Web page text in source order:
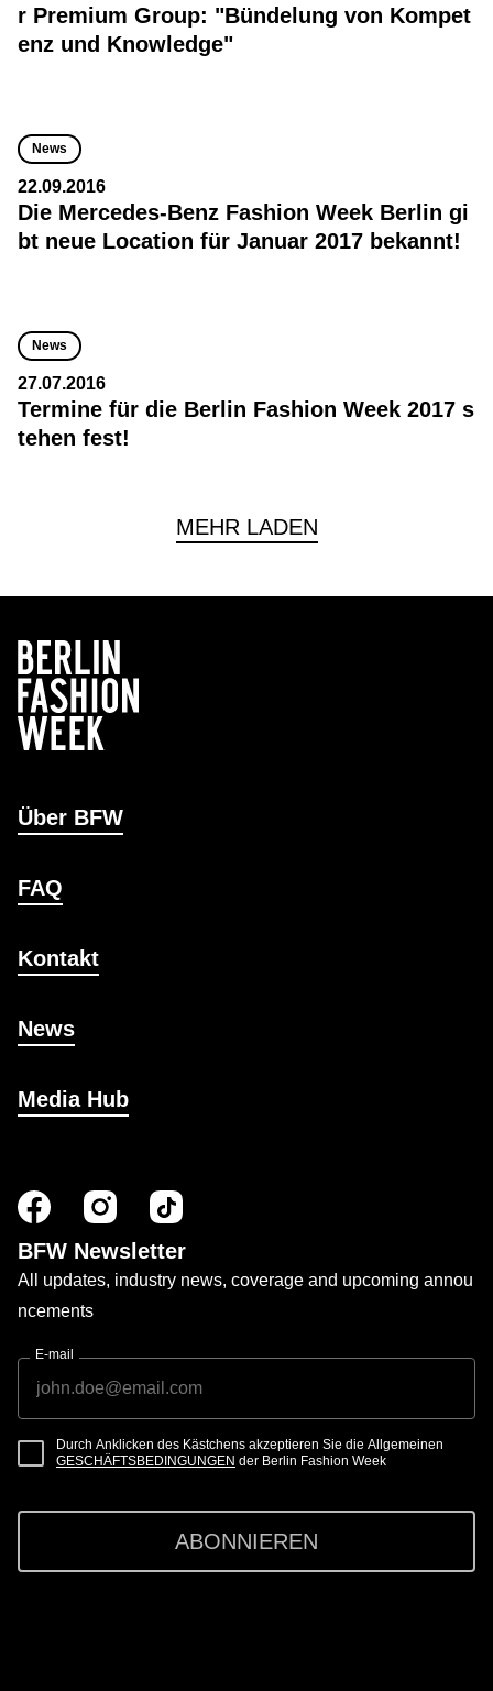
r Premium Group: "Bündelung von Kompet
enz und Knowledge"
News
22.09.2016
Die Mercedes-Benz Fashion Week Berlin gi
bt neue Location für Januar 2017 bekannt!
News
27.07.2016
Termine für die Berlin Fashion Week 2017 s
tehen fest!
MEHR LADEN
Über BFW
FAQ
Kontakt
News
Media Hub
BFW Newsletter
All updates, industry news, coverage and upcoming annou
ncements
E-mail
Durch Anklicken des Kästchens akzeptieren Sie die Allgemeinen
GESCHÄFTSBEDINGUNGEN der Berlin Fashion Week
ABONNIEREN